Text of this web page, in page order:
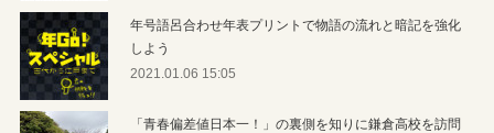
年号語呂合わせ年表プリントで物語の流れと暗記を強化
しよう
2021.01.06 15:05
「青春偏差値日本一！」の裏側を知りに鎌倉高校を訪問